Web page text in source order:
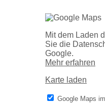
Mit dem Laden
Sie die
Google.
Mehr erfahren
Karte laden
Google Maps